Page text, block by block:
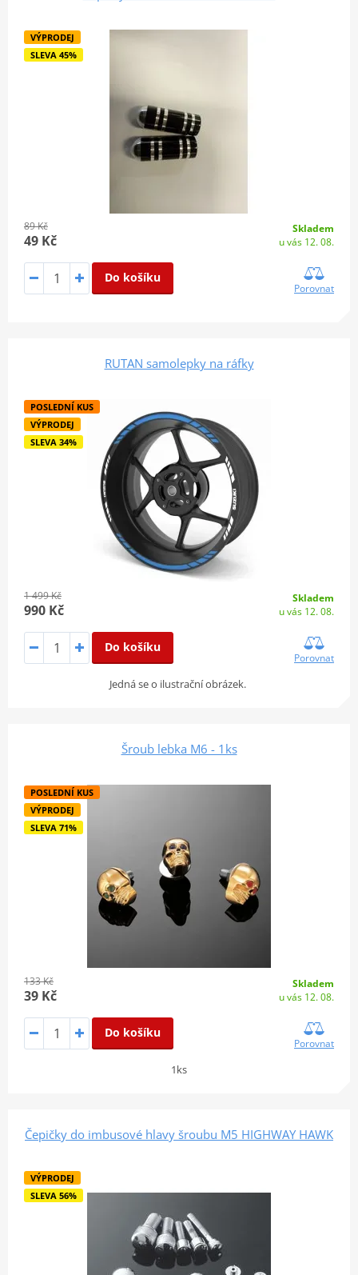
VÝPRODEJ
SLEVA 45%
89 Kč
49 Kč
Skladem
u vás 12. 08.
Do košíku
Porovnat
RUTAN samolepky na ráfky
POSLEDNÍ KUS
VÝPRODEJ
SLEVA 34%
1 499 Kč
990 Kč
Skladem
u vás 12. 08.
Do košíku
Porovnat
Jedná se o ilustrační obrázek.
Šroub lebka M6 - 1ks
POSLEDNÍ KUS
VÝPRODEJ
SLEVA 71%
133 Kč
39 Kč
Skladem
u vás 12. 08.
Do košíku
Porovnat
1ks
Čepičky do imbusové hlavy šroubu M5 HIGHWAY HAWK
VÝPRODEJ
SLEVA 56%